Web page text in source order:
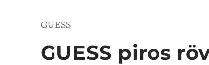
GUESS
GUESS piros